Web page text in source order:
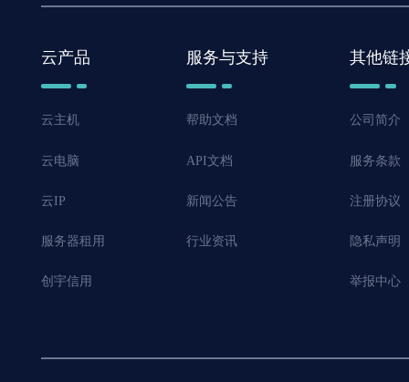
云产品
云主机
云电脑
云IP
服务器租用
创宇信用
服务与支持
帮助文档
API文档
新闻公告
行业资讯
其他链
公司简介
服务条款
注册协议
隐私声明
举报中心